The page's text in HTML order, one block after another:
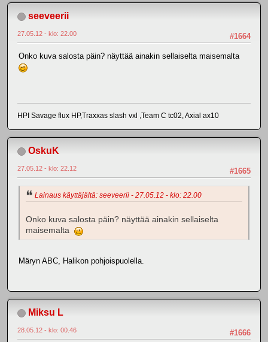
seeveerii
#1664
27.05.12 - klo: 22.00
Onko kuva salosta päin? näyttää ainakin sellaiselta maisemalta
HPI Savage flux HP,Traxxas slash vxl ,Team C tc02, Axial ax10
OskuK
#1665
27.05.12 - klo: 22.12
Lainaus käyttäjältä: seeveerii - 27.05.12 - klo: 22.00
Onko kuva salosta päin? näyttää ainakin sellaiselta
maisemalta
Märyn ABC, Halikon pohjoispuolella.
Miksu L
#1666
28.05.12 - klo: 00.46